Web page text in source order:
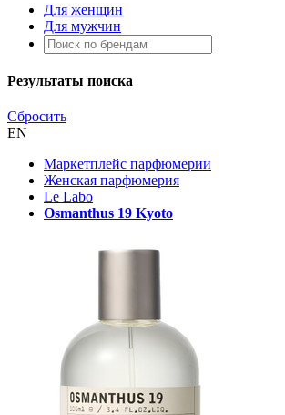
Для женщин
Для мужчин
Результаты поиска
Сбросить
EN
Маркетплейс парфюмерии
Женская парфюмерия
Le Labo
Osmanthus 19 Kyoto